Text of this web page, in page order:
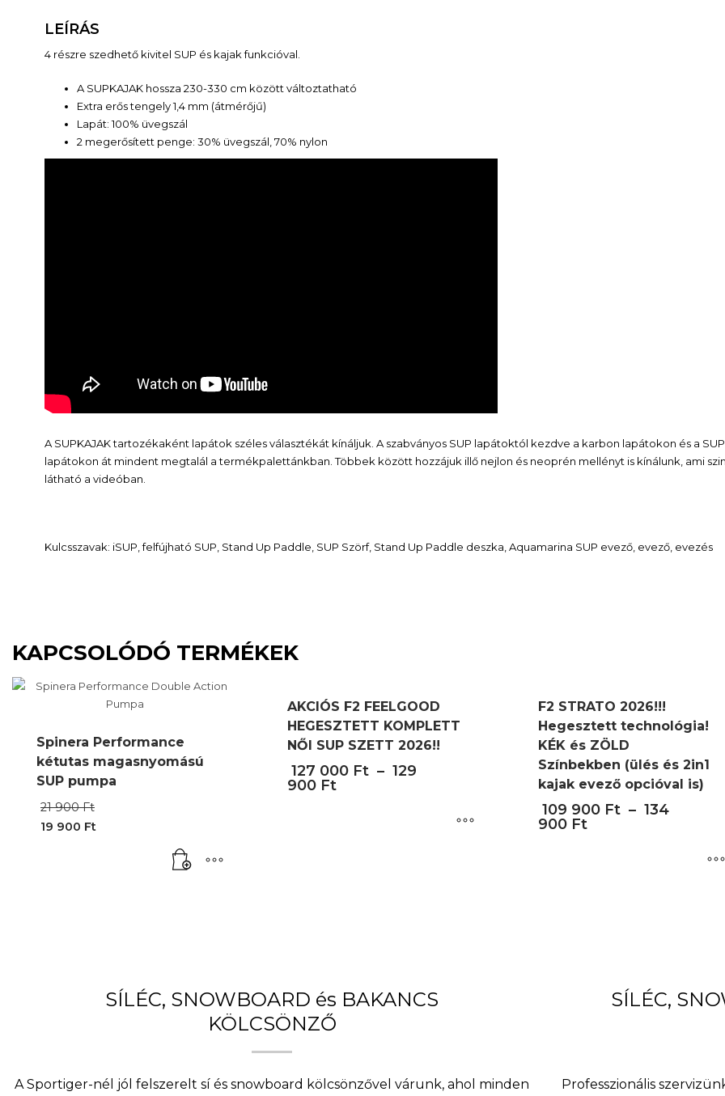
LEÍRÁS
4 részre szedhető kivitel SUP és kajak funkcióval.
A SUPKAJAK hossza 230-330 cm között változtatható
Extra erős tengely 1,4 mm (átmérőjű)
Lapát: 100% üvegszál
2 megerősített penge: 30% üvegszál, 70% nylon
A SUPKAJAK tartozékaként lapátok széles választékát kínáljuk. A szabványos SUP lapátoktól kezdve a karbon lapátokon és a
lapátokon át mindent megtalál a termékpalettánkban. Többek között hozzájuk illő nejlon és neoprén mellényt is kínálunk, ami
látható a videóban.
Kulcsszavak: iSUP, felfújható SUP, Stand Up Paddle, SUP Szörf, Stand Up Paddle deszka, Aquamarina SUP evező, evező, evezés
KAPCSOLÓDÓ TERMÉKEK
Spinera Performance
kétutas magasnyomású
SUP pumpa
21 900Ft
19 900 Ft
AKCIÓS F2 FEELGOOD
HEGESZTETT KOMPLETT
NŐI SUP SZETT 2026!!
127 000 Ft – 129
900 Ft
a
termékoldalon
választhatók
F2 STRATO 2026!!!
Hegesztett technológia!
KÉK és ZÖLD
Színbekben (ülés és 2in1
kajak evező opcióval is)
109 900 Ft – 134
900 Ft
ki
SÍLÉC, SNOWBOARD és BAKANCS
KÖLCSÖNZŐ
A Sportiger-nél jól felszerelt sí és snowboard kölcsönzővel várunk, ahol minden
SÍLÉC,
Professzionális